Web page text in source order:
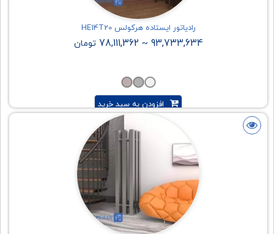
افزودن به سبد خرید
رادیاتور ایستاده هرکولس HE14T20
93,733,634
~
78,111,362 تومان